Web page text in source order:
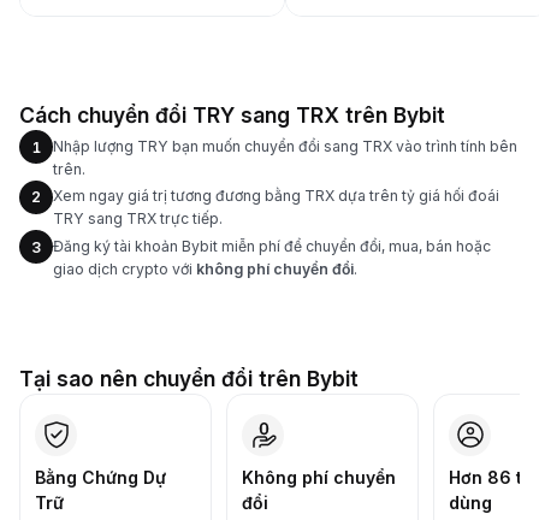
Cách chuyển đổi TRY sang TRX trên Bybit
1
Nhập lượng TRY bạn muốn chuyển đổi sang TRX vào trình tính bên
trên.
2
Xem ngay giá trị tương đương bằng TRX dựa trên tỷ giá hối đoái
TRY sang TRX trực tiếp.
3
Đăng ký tài khoản Bybit miễn phí để chuyển đổi, mua, bán hoặc
giao dịch crypto với không phí chuyển đổi.
Tại sao nên chuyển đổi trên Bybit
Bằng Chứng Dự
Trữ
Không phí chuyển
đổi
Hơn 86
dùng